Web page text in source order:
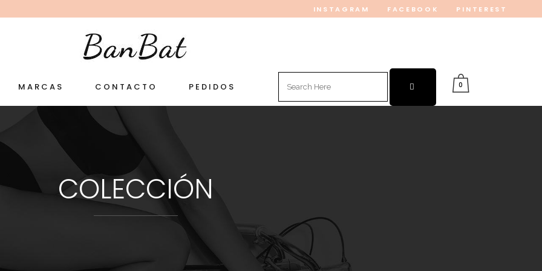
INSTAGRAM FACEBOOK PINTEREST
MARCAS CONTACTO PEDIDOS
Search
for:
0
COLECCIÓN